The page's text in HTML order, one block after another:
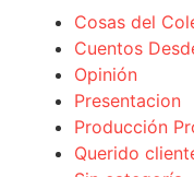
Cosas del
Cuentos
Opinión
Presentacion
Producción
Querido